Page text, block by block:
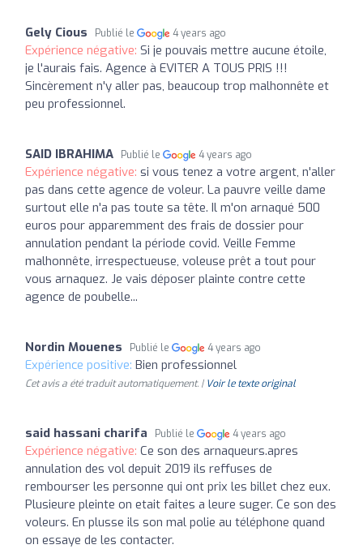
Gely Cious Publié le 4 years ago
Expérience négative: Si je pouvais mettre aucune étoile,
je l'aurais fais. Agence à EVITER A TOUS PRIS !!!
Sincèrement n'y aller pas, beaucoup trop malhonnête et
peu professionnel.
SAID IBRAHIMA Publié le 4 years ago
Expérience négative: si vous tenez a votre argent, n'aller
pas dans cette agence de voleur. La pauvre veille dame
surtout elle n'a pas toute sa tête. Il m'on arnaqué 500
euros pour apparemment des frais de dossier pour
annulation pendant la période covid. Veille Femme
malhonnête, irrespectueuse, voleuse prêt a tout pour
vous arnaquez. Je vais déposer plainte contre cette
agence de poubelle...
Nordin Mouenes Publié le 4 years ago
Expérience positive: Bien professionnel
Cet avis a été traduit automatiquement. | Voir le texte original
said hassani charifa Publié le 4 years ago
Expérience négative: Ce son des arnaqueurs.apres
annulation des vol depuit 2019 ils reffuses de
rembourser les personne qui ont prix les billet chez eux.
Plusieure pleinte on etait faites a leure suger. Ce son des
voleurs. En plusse ils son mal polie au téléphone quand
on essaye de les contacter.